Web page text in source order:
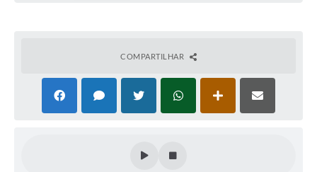
COMPARTILHAR